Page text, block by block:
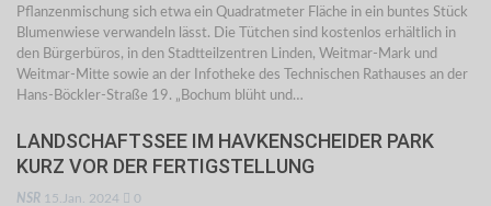
Pflanzenmischung sich etwa ein Quadratmeter Fläche in ein buntes Stück
Blumenwiese verwandeln lässt. Die Tütchen sind kostenlos erhältlich in
den Bürgerbüros, in den Stadtteilzentren Linden, Weitmar-Mark und
Weitmar-Mitte sowie an der Infotheke des Technischen Rathauses an der
Hans-Böckler-Straße 19. „Bochum blüht und…
LANDSCHAFTSSEE IM HAVKENSCHEIDER PARK
KURZ VOR DER FERTIGSTELLUNG
NSR 15.Jan. 2024 0